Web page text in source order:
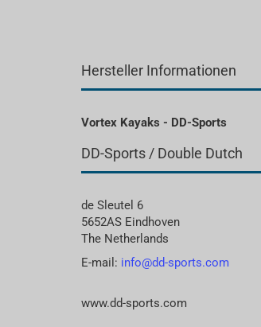
Hersteller Informationen
Vortex Kayaks - DD-Sports
DD-Sports / Double Dutch
de Sleutel 6
5652AS Eindhoven
The Netherlands
E-mail: info@dd-sports.com
www.dd-sports.com